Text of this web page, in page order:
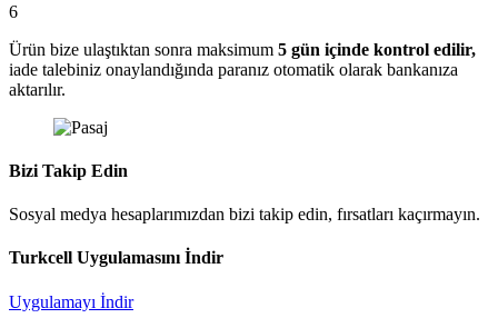
6
Ürün bize ulaştıktan sonra maksimum 5 gün içinde kontrol edilir,
iade talebiniz onaylandığında paranız otomatik olarak bankanıza
aktarılır.
Bizi Takip Edin
Sosyal medya hesaplarımızdan bizi takip edin, fırsatları kaçırmayın.
Turkcell Uygulamasını İndir
Uygulamayı İndir